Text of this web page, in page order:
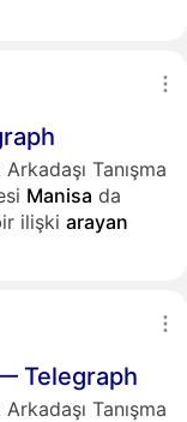
Arkadaşı Tanışma
Manisa da
ilişki arayan
Telegraph
Arkadaşı Tanışma